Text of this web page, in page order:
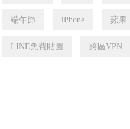
端午節 iPhone 蘋果
LINE免費貼圖 跨區VPN